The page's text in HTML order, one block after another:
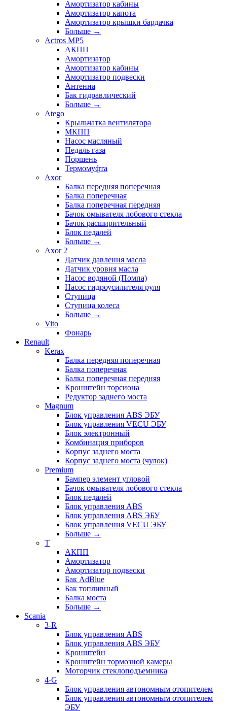
Амортизатор кабины
Амортизатор капота
Амортизатор крышки бардачка
Больше →
Actros MP5
АКПП
Амортизатор
Амортизатор кабины
Амортизатор подвески
Антенна
Бак гидравлический
Больше →
Atego
Крыльчатка вентилятора
МКПП
Насос масляный
Педаль газа
Поршень
Термомуфта
Axor
Балка передняя поперечная
Балка поперечная
Балка поперечная передняя
Бачок омывателя лобового стекла
Бачок расширительный
Блок педалей
Больше →
Axor 2
Датчик давления масла
Датчик уровня масла
Насос водяной (Помпа)
Насос гидроусилителя руля
Ступица
Ступица колеса
Больше →
Vito
Фонарь
Renault
Kerax
Балка передняя поперечная
Балка поперечная
Балка поперечная передняя
Кронштейн торсиона
Редуктор заднего моста
Magnum
Блок управления ABS ЭБУ
Блок управления VECU ЭБУ
Блок электронный
Комбинация приборов
Корпус заднего моста
Корпус заднего моста (чулок)
Premium
Бампер элемент угловой
Бачок омывателя лобового стекла
Блок педалей
Блок управления ABS
Блок управления ABS ЭБУ
Блок управления VECU ЭБУ
Больше →
T
АКПП
Амортизатор
Амортизатор подвески
Бак AdBlue
Бак топливный
Балка моста
Больше →
Scania
3-R
Блок управления ABS
Блок управления ABS ЭБУ
Кронштейн
Кронштейн тормозной камеры
Моторчик стеклоподъемника
4-G
Блок управления автономным отопителем
Блок управления автономным отопителем
ЭБУ